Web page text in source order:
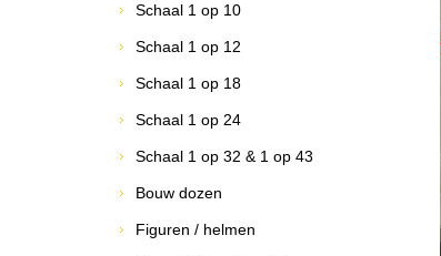
Schaal 1 op 10
Schaal 1 op 12
Schaal 1 op 18
Schaal 1 op 24
Schaal 1 op 32 & 1 op 43
Bouw dozen
Figuren / helmen